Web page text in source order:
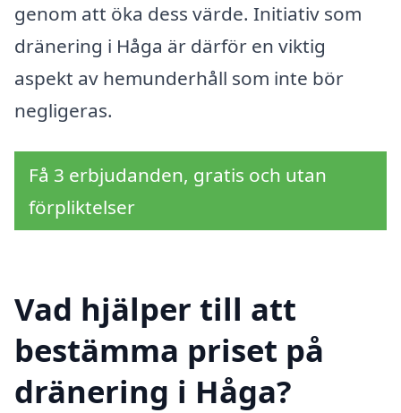
genom att öka dess värde. Initiativ som
dränering i Håga är därför en viktig
aspekt av hemunderhåll som inte bör
negligeras.
Få 3 erbjudanden, gratis och utan
förpliktelser
Vad hjälper till att
bestämma priset på
dränering i Håga?